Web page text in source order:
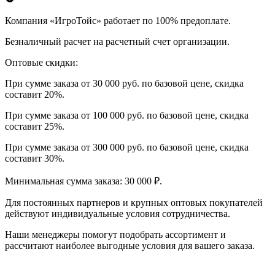
Компания «ИгроТойс» работает по 100% предоплате.
Безналичный расчет на расчетный счет организации.
Оптовые скидки:
При сумме заказа от 30 000 руб. по базовой цене, скидка
составит 20%.
При сумме заказа от 100 000 руб. по базовой цене, скидка
составит 25%.
При сумме заказа от 300 000 руб. по базовой цене, скидка
составит 30%.
Минимальная сумма заказа: 30 000 ₽.
Для постоянных партнеров и крупных оптовых покупателей
действуют индивидуальные условия сотрудничества.
Наши менеджеры помогут подобрать ассортимент и
рассчитают наиболее выгодные условия для вашего заказа.